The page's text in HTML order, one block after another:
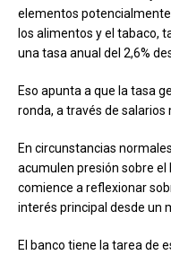
elementos
los alimentos y el tabaco,
una tasa anual del 2,6%
Eso apunta a que la tasa
ronda, a través de salarios
En circunstancias
acumulen presión sobre el
comience a reflexionar
interés principal desde un
El banco tiene la tarea de